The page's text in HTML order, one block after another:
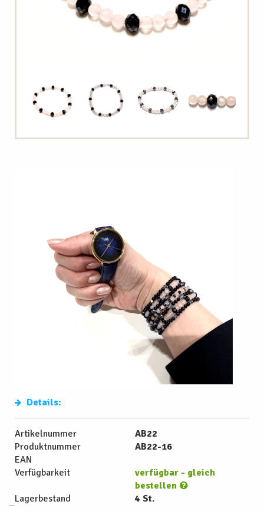
Details:
Artikelnummer
AB22
Produktnummer
AB22-16
EAN
Verfügbarkeit
verfügbar - gleich
bestellen
Lagerbestand
4 St.